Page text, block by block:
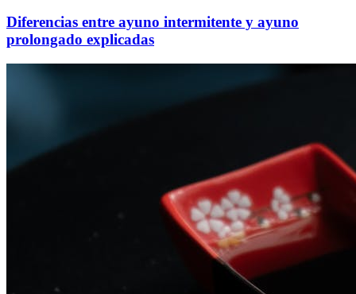
Diferencias entre ayuno intermitente y ayuno
prolongado explicadas